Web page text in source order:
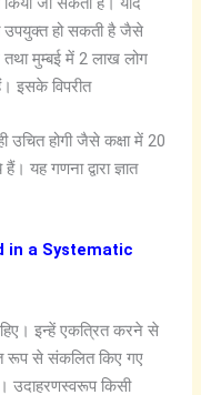
उपयुक्त हो सकती है जैसे
तथा मुम्बई में 2 लाख लोग
इसके विपरीत
उचित होगी जैसे कक्षा में 20
यह गणना द्वारा ज्ञात
in a Systematic
इन्हें एकत्रित करने से
रूप से संकलित किए गए
उदाहरणस्वरूप किसी